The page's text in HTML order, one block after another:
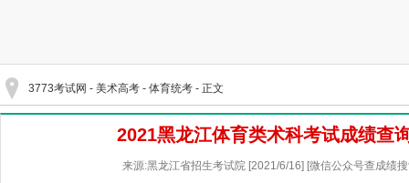
3773考试网 - 美术高考 - 体育统考 - 正文
2021黑龙江体育类术科考试成绩查
来源:黑龙江省招生考试院 [2021/6/16] [微信公众号查成绩